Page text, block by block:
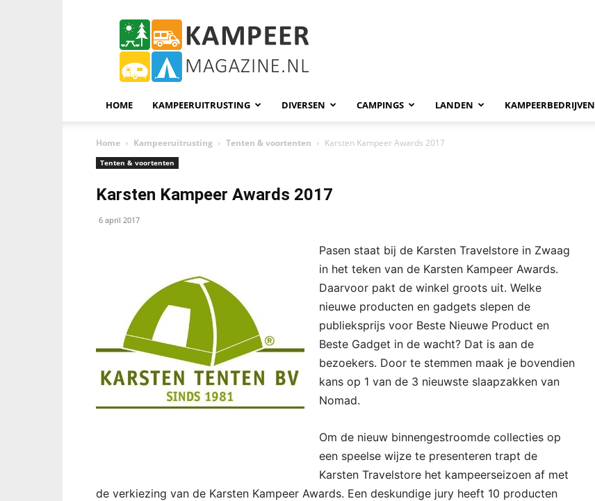
KampeerMagazine
HOME KAMPEERUITRUSTING DIVERSEN CAMPINGS LANDEN KAMPEERBEDRIJVEN
Home Kampeeruitrusting Tenten & voortenten Karsten Kampeer Awards 2017
Tenten & voortenten
Karsten Kampeer Awards 2017
6 april 2017
Pasen staat bij de Karsten Travelstore in Zwaag
in het teken van de Karsten Kampeer Awards.
Daarvoor pakt de winkel groots uit. Welke
nieuwe producten en gadgets slepen de
publieksprijs voor Beste Nieuwe Product en
Beste Gadget in de wacht? Dat is aan de
bezoekers. Door te stemmen maak je bovendien
kans op 1 van de 3 nieuwste slaapzakken van
Nomad.
Om de nieuw binnengestroomde collecties op
een speelse wijze te presenteren trapt de
Karsten Travelstore het kampeerseizoen af met
de verkiezing van de Karsten Kampeer Awards. Een deskundige jury heeft 10 producten